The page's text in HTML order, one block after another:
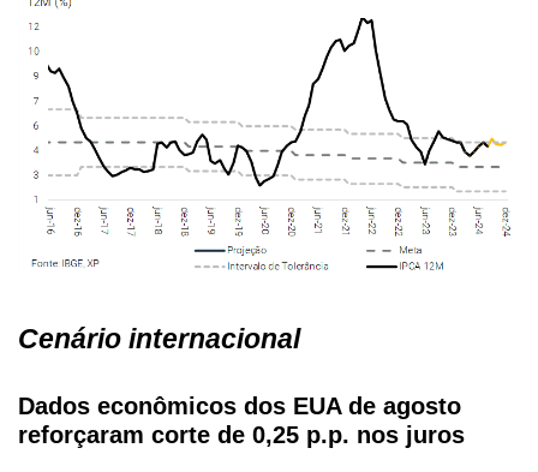
Cenário internacional
Dados econômicos dos EUA de agosto
reforçaram corte de 0,25 p.p. nos juros